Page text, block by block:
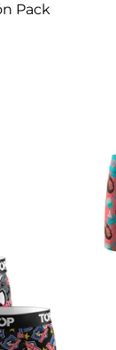
Pack